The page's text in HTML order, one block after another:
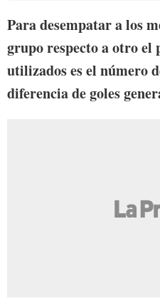
Para desempatar a los
grupo respecto a otro
utilizados es el número
diferencia de goles